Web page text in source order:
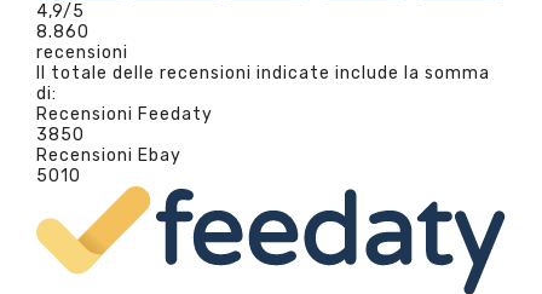
4,9/5
8.860
recensioni
Il totale delle recensioni indicate include la somma
di:
Recensioni Feedaty
3850
Recensioni Ebay
5010